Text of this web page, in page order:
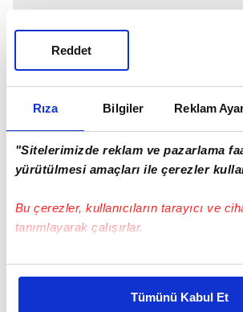
Rıza Bilgiler Reklam
"Sitelerimizde reklam ve pazarlama
yürütülmesi amaçları ile çerezler
Bu çerezler, kullanıcıların tarayıcı ve
tanımlayarak çalışırlar.
Bu çerezlere izin vermeniz halinde
daha iyi reklam deneyimi yaşatabiliriz.
Tümünü Kabul Et
Reddet